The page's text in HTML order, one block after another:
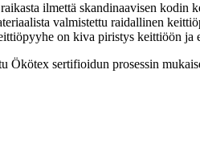
ilmettä skandinaavisen kodin
valmistettu raidallinen
on kiva piristys keittiöön
Ökötex sertifioidun prosessin